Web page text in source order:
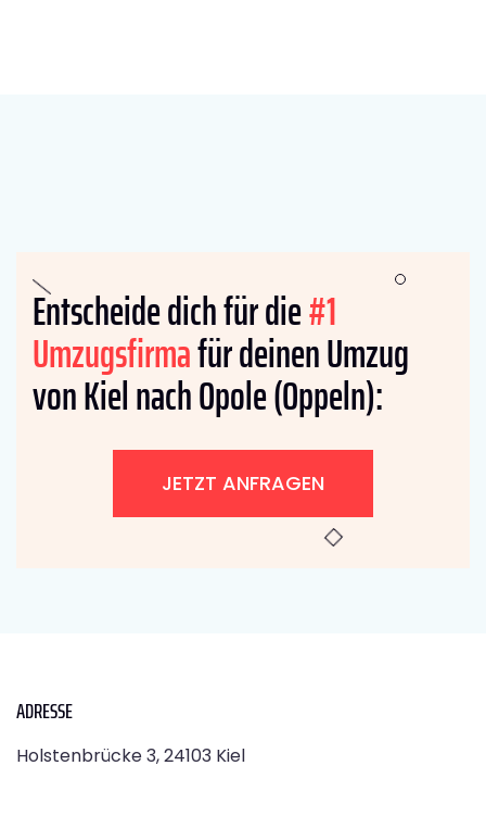
Entscheide dich für die#1
Umzugsfirmafür deinen Umzug
von Kiel nach Opole (Oppeln):
JETZT ANFRAGEN
ADRESSE
Holstenbrücke 3, 24103 Kiel